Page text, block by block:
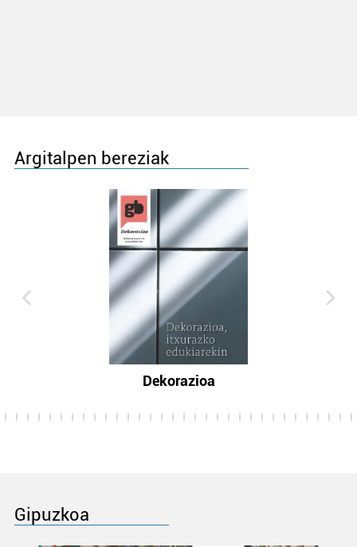
Argitalpen bereziak
Dekorazioa
Gipuzkoa